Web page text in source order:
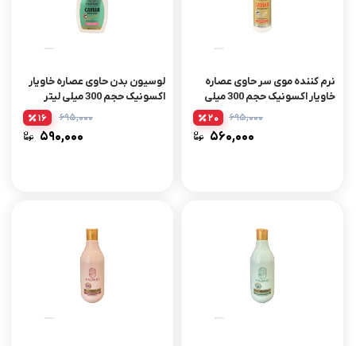
نرم کننده موی سر حاوی عصاره
خاویار اکسونیک حجم 300 میلی
۶۹۵,۰۰۰
۵۶۰,۰۰۰
20
لوسیون بدن حاوی عصاره خاویار
اکسونیک حجم 300 میلی لیتر
۶۹۵,۰۰۰
۵۹۰,۰۰۰
16